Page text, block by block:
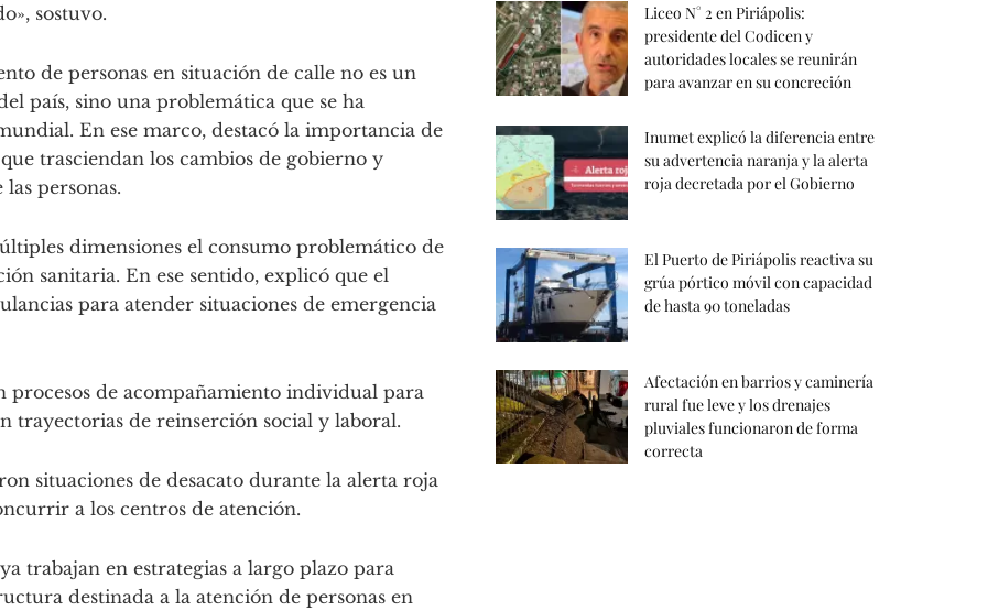
sostuvo.
de personas en situación de calle no es un
país, sino una problemática que se ha
En ese marco, destacó la importancia de
trasciendan los cambios de gobierno y
personas.
dimensiones el consumo problemático de
sanitaria. En ese sentido, explicó que el
para atender situaciones de emergencia
procesos de acompañamiento individual para
trayectorias de reinserción social y laboral.
situaciones de desacato durante la alerta roja
a los centros de atención.
trabajan en estrategias a largo plazo para
destinada a la atención de personas en
Liceo N° 2 en Piriápolis:
presidente del Codicen y
autoridades locales se reunirán
para avanzar en su concreción
Inumet explicó la diferencia entre
su advertencia naranja y la alerta
roja decretada por el Gobierno
El Puerto de Piriápolis reactiva su
grúa pórtico móvil con capacidad
de hasta 90 toneladas
Afectación en barrios y caminería
rural fue leve y los drenajes
pluviales funcionaron de forma
correcta